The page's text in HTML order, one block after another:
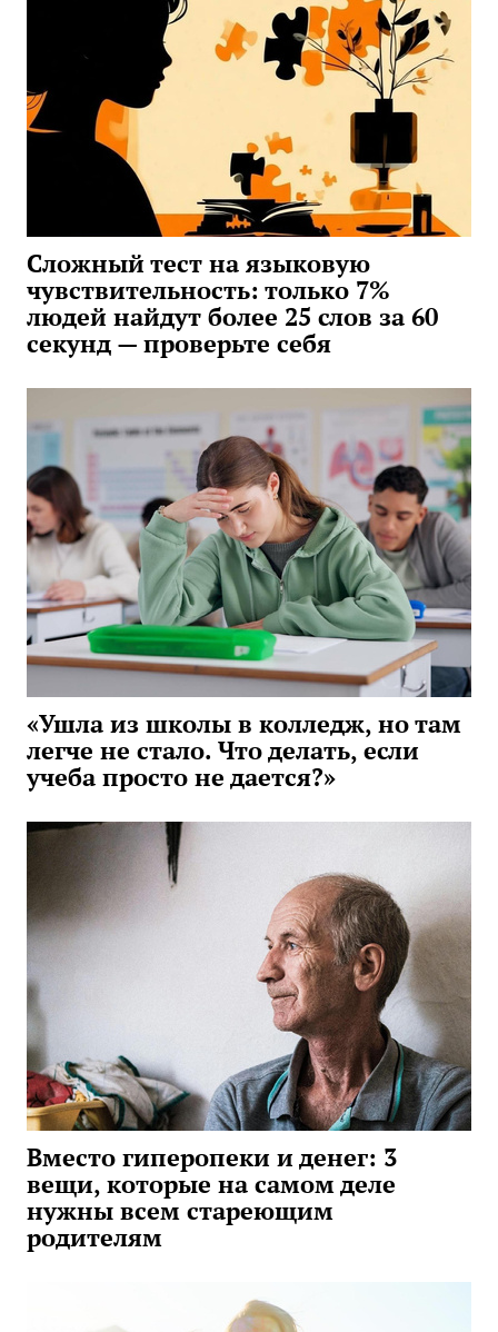
Сложный тест на языковую
чувствительность: только 7%
людей найдут более 25 слов за 60
секунд — проверьте себя
«Ушла из школы в колледж, но там
легче не стало. Что делать, если
учеба просто не дается?»
Вместо гиперопеки и денег: 3
вещи, которые на самом деле
нужны всем стареющим
родителям